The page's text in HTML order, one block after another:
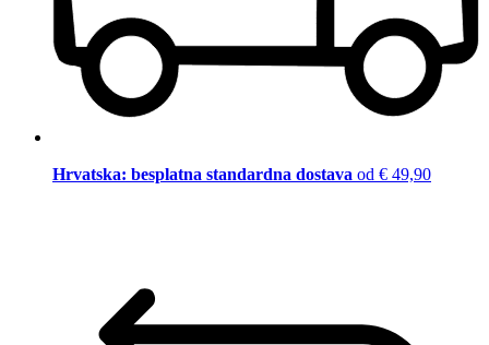
Hrvatska: besplatna standardna dostava od € 49,90